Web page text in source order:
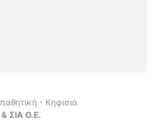
- Κηφισιά
ΣΙΑ Ο.Ε.